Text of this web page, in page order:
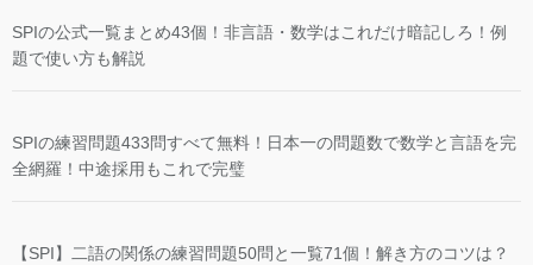
SPIの公式一覧まとめ43個！非言語・数学はこれだけ暗記しろ！例
題で使い方も解説
SPIの練習問題433問すべて無料！日本一の問題数で数学と言語を完
全網羅！中途採用もこれで完璧
【SPI】二語の関係の練習問題50問と一覧71個！解き方のコツは？